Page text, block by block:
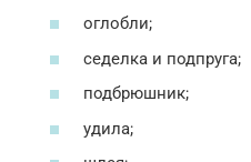
оглобли;
седелка и подпруга;
подбрюшник;
удила;